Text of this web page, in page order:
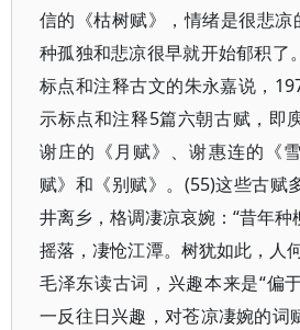
信的《枯树赋》，情绪是很悲凉
种孤独和悲凉很早就开始郁积了
标点和注释古文的朱永嘉说，
示标点和注释5篇六朝古赋，即
谢庄的《月赋》、谢惠连的《
赋》和《别赋》。(55)这些古赋
井离乡，格调凄凉哀婉：“昔年
摇落，凄怆江潭。树犹如此，人
毛泽东读古词，兴趣本来是“偏
一反往日兴趣，对苍凉凄婉的词